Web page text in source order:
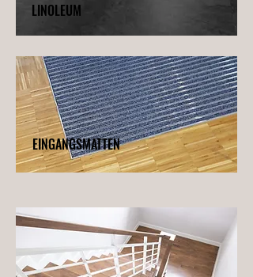
LINOLEUM
EINGANGSMATTEN